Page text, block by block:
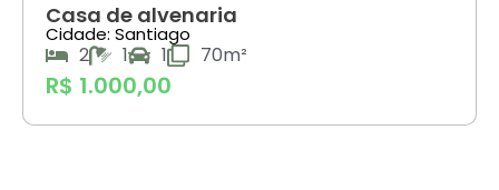
Casa de alvenaria
Cidade: Santiago
2 1 1 70m²
R$ 1.000,00